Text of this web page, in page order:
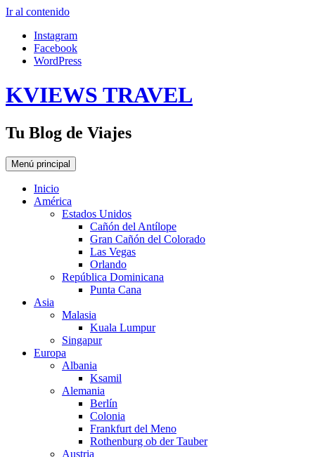
Ir al contenido
Instagram
Facebook
WordPress
KVIEWS TRAVEL
Tu Blog de Viajes
Menú principal
Inicio
América
Estados Unidos
Cañón del Antílope
Gran Cañón del Colorado
Las Vegas
Orlando
República Dominicana
Punta Cana
Asia
Malasia
Kuala Lumpur
Singapur
Europa
Albania
Ksamil
Alemania
Berlín
Colonia
Frankfurt del Meno
Rothenburg ob der Tauber
Austria